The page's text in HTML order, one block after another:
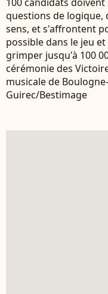
questions de logique,
sens, et s'affrontent
possible dans le jeu
grimper jusqu'à 100
cérémonie des
musicale de
Guirec/Bestimage